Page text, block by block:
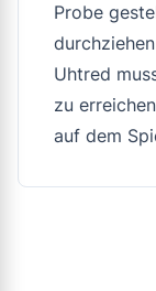
Probe
Uhtred
zu
auf dem